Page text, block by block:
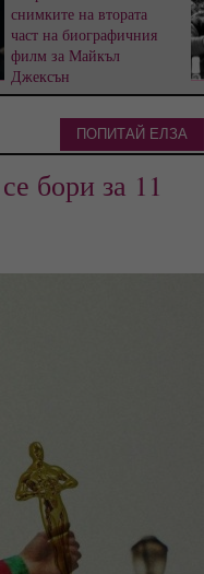
снимките на втората
част на биографичния
филм за Майкъл
Джексън
бори за 11
ПОПИТАЙ ЕЛЗА